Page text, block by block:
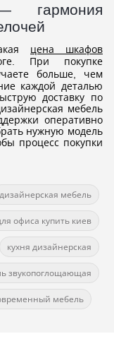
гармония
цена шкафов
При покупке
больше, чем
каждой деталью
доставку по
мебель
оперативно
нужную модель
процесс покупки
дизайнерская мебель
офиса купить киев
кухня дизайнерская
звукопоглощающая
мебель